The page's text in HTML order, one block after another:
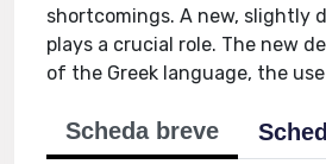
shortcomings. A new, slightly
plays a crucial role. The new
of the Greek language, the
Scheda breve